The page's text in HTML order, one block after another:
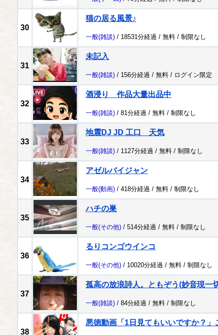
30
猫の居る風景♪
一般(雑談) / 18531分経過 / 無料 / 制限なし
31
未記入
一般(雑談) / 156分経過 / 無料 / ログイン限定
32
酒浸り 作品大量出品中
一般(雑談) / 81分経過 / 無料 / 制限なし
33
地震DJ JD 工口 天気
一般(雑談) / 1127分経過 / 無料 / 制限なし
34
アゼルバイジャン
一般(動画) / 418分経過 / 無料 / 制限なし
35
ハチの巣
一般(その他) / 514分経過 / 無料 / 制限なし
36
るりコンゴウインコ
一般(その他) / 10020分経過 / 無料 / 制限なし
37
孤高の放浪詩人。ともぞう(妙音現一
一般(雑談) / 84分経過 / 無料 / 制限なし
38
悪徳動画「1日見てもいいですか？